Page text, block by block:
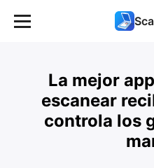
La mejor
escanear
controla los